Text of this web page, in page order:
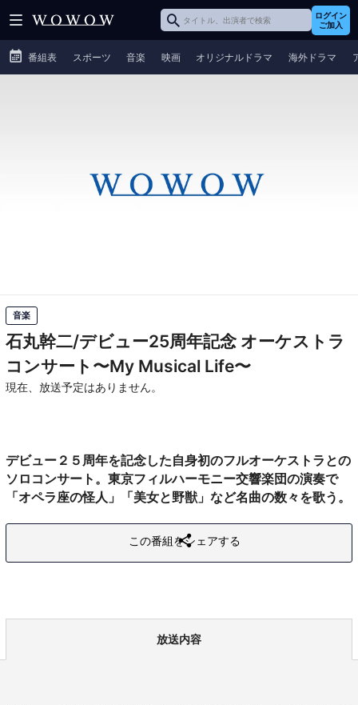
ログイン
ご加入
番組表 スポーツ 音楽 映画 オリジナルドラマ 海外ドラマ
音楽
石丸幹二/デビュー25周年記念 オーケストラ
コンサート〜My Musical Life〜
現在、放送予定はありません。
デビュー２５周年を記念した自身初のフルオーケストラとの
ソロコンサート。東京フィルハーモニー交響楽団の演奏で
「オペラ座の怪人」「美女と野獣」など名曲の数々を歌う。
この番組をシェアする
放送内容